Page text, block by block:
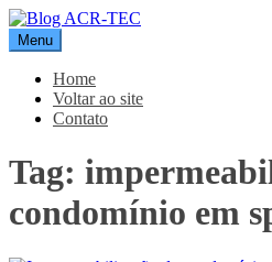
Pular
para
o
conteúdo
Blog ACR-TEC
Menu
Home
Voltar ao site
Contato
Tag:
condomínio em